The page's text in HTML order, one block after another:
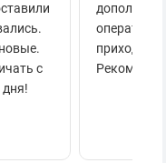
с
приходило